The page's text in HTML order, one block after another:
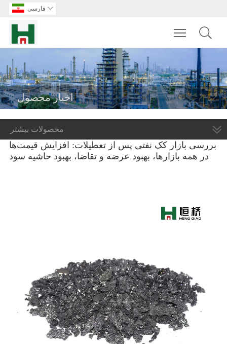
فارسی 
Toggle
اخبار محصول
محصولات بیشتر
بررسی بازار کک نفتی پس از تعطیلات: افزایش قیمت‌ها
در همه بازارها، بهبود عرضه و تقاضا، بهبود حاشیه سود